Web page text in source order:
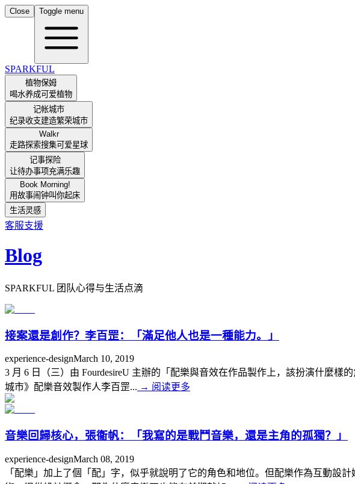
Close Toggle menu
SPARKFUL
植物保姆
喝水养成可爱植物
记帐城市
纪录收支建造繁荣城市
Walkr
走路探索搜集可爱星球
记事探险
让待办事项充满乐趣
Book Morning!
用故事闹钟叫你起床
生活灵感
客服支援
Blog
SPARKFUL 团队心得与生活点滴
接案還是創作？李百罡：「滿足他人也是一種能力。」
experience-designMarch 10, 2019
3 月 6 日（三）由 FourdesireU 主辦的「配樂與音效在作品製作上，該扮演什麼
城市》配樂音效製作人李百罡... → 阅读更多
音樂回歸核心，張衞帆：「我寫的是戰鬥音樂，還是主角的孤獨？」
experience-designMarch 08, 2019
「配樂」加上了個「配」字，似乎就說明了它的角色和地位。但配樂作為互動設